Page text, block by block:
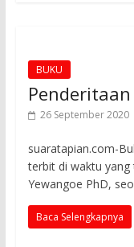
BUKU
26 September 2020
suaratapian.com-
terbit di waktu yang
Yewangoe PhD,
Baca Selengkapnya